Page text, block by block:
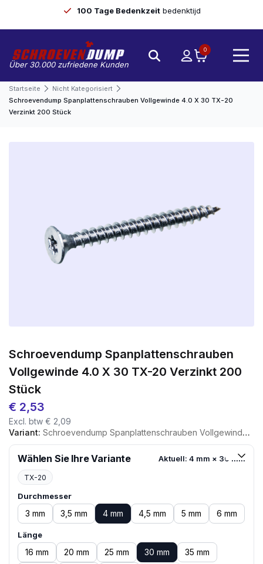
100 Tage Bedenkzeitbedenktijd
Über 30.000 zufriedene Kunden
0
Startseite
Nicht Kategorisiert
Schroevendump Spanplattenschrauben Vollgewinde 4.0 X 30 TX-20
Verzinkt 200 Stück
Schroevendump Spanplattenschrauben
Vollgewinde 4.0 X 30 TX-20 Verzinkt 200
Stück
€ 2,53
Excl. btw € 2,09
Variant: Schroevendump Spanplattenschrauben Vollgewinde 4.0 X 30 TX-20 Verzinkt 200 Stück
Wählen Sie Ihre Variante Aktuell: 4 mm × 30 mm
TX-20
Durchmesser
3 mm 3,5 mm 4 mm 4,5 mm 5 mm 6 mm
Länge
16 mm 20 mm 25 mm 30 mm
35 mm